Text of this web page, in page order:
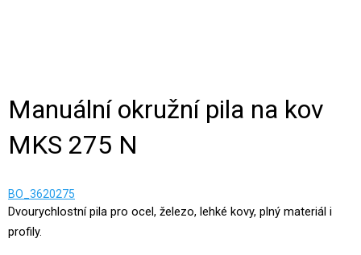
Manuální okružní pila na kov
MKS 275 N
BO_3620275
Dvourychlostní pila pro ocel, železo, lehké kovy, plný materiál i
profily.